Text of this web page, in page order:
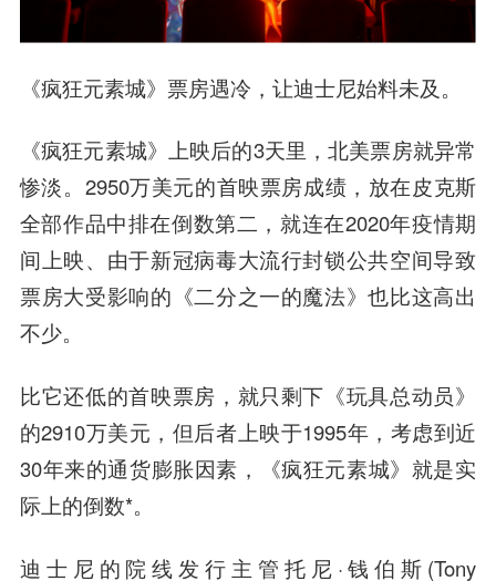
《疯狂元素城》票房遇冷，让迪士尼始料未及。
《疯狂元素城》上映后的3天里，北美票房就异常
惨淡。2950万美元的首映票房成绩，放在皮克斯
全部作品中排在倒数第二，就连在2020年疫情期
间上映、由于新冠病毒大流行封锁公共空间导致
票房大受影响的《二分之一的魔法》也比这高出
不少。
比它还低的首映票房，就只剩下《玩具总动员》
的2910万美元，但后者上映于1995年，考虑到近
30年来的通货膨胀因素，《疯狂元素城》就是实
际上的倒数*。
迪士尼的院线发行主管托尼·钱伯斯(Tony